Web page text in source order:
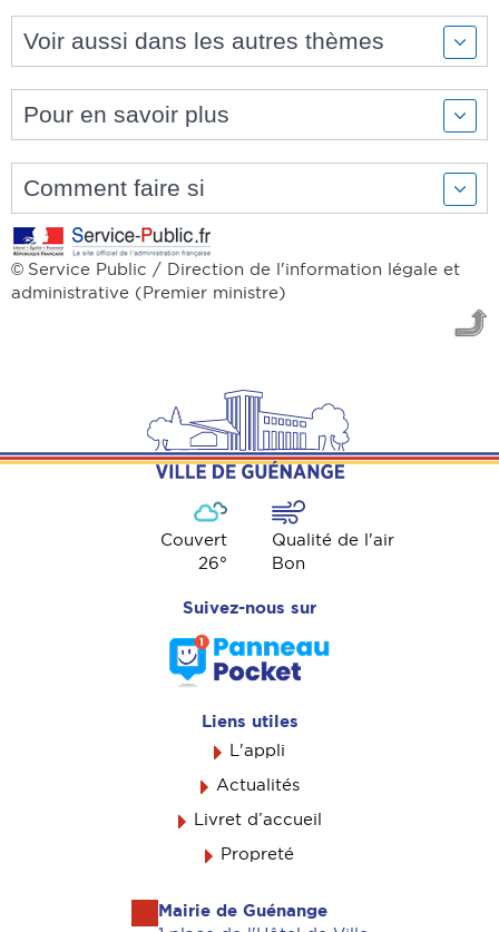
Voir aussi dans les autres thèmes
Pour en savoir plus
Comment faire si
© Service Public / Direction de l'information légale et
administrative (Premier ministre)
Couvert
26°
Qualité de l'air
Bon
Suivez-nous sur
Liens utiles
L'appli
Actualités
Livret d’accueil
Propreté
Mairie de Guénange